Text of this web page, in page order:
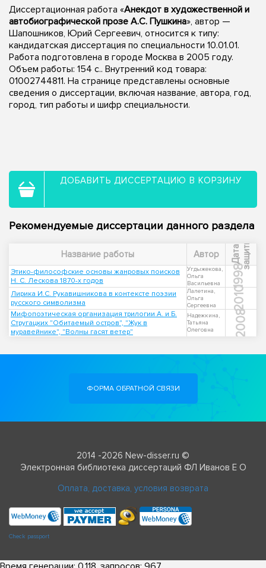
Диссертационная работа «Анекдот в художественной и
автобиографической прозе А.С. Пушкина», автор —
Шапошников, Юрий Сергеевич, относится к типу:
кандидатская диссертация по специальности 10.01.01.
Работа подготовлена в городе Москва в 2005 году.
Объем работы: 154 с.. Внутренний код товара:
01002744811. На странице представлены основные
сведения о диссертации, включая название, автора, год,
город, тип работы и шифр специальности.
ДОБАВИТЬ ДИССЕРТАЦИЮ В КОРЗИНУ
Рекомендуемые диссертации данного раздела
Название работы Автор Д
а
т
а
з
а
щ
и
т ы
Этико-философские основы жанровых поисков
Н. С. Лескова 1870-х годов
Угдыжекова,
Ольга
Васильевна
1998
Лирика И.С. Рукавишникова в контексте поэзии
русского символизма
Лалетина,
Ольга
Сергеевна
2010
Мифопоэтическая организация трилогии А. и Б.
Стругацких "Обитаемый остров", "Жук в
муравейнике", "Волны гасят ветер"
Надежкина,
Татьяна
Олеговна
2008
ФОРМА ОБРАТНОЙ СВЯЗИ
2014 -2026 New-disser.ru ©
Электронная библиотека диссертаций ФЛ Иванов Е О
Оплата, доставка, условия возврата
Check passport